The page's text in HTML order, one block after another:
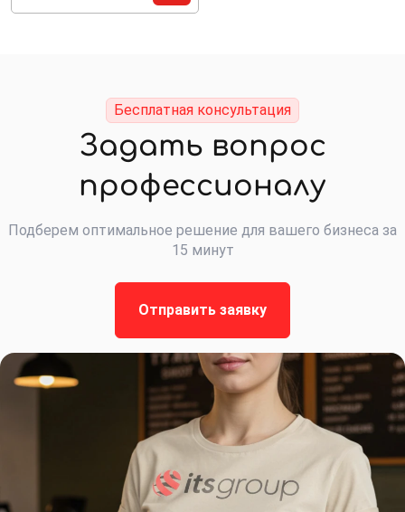
Бесплатная консультация
Задать вопрос
профессионалу
Подберем оптимальное решение для вашего бизнеса за
15 минут
Отправить заявку